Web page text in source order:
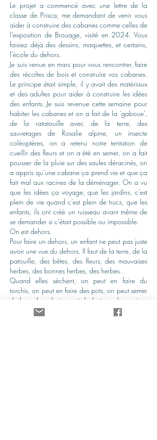
Le projet a commencé avec une lettre de la
classe de Prisca, me demandant de venir vous
aider à construire des cabanes comme celles de
l’exposition de Brouage, visité en 2024. Vous
faisiez déjà des dessins, maquettes, et certains,
l’école du dehors.
Je suis venue en mars pour vous rencontrer, faire
des récoltes de bois et construire vos cabanes.
Le principe était simple, il y avait des matériaux
et des adultes pour aider à construire les idées
des enfants. Je suis revenue cette semaine pour
habiter les cabanes et on a fait de la ‘gaboue’,
de la ratatouille avec de la terre, des
sauvetages de Rosalie alpine, un insecte
coléoptères, on a retenu notre tentation de
cueillir des fleurs et on a été en semer, on a fait
pousser de la pluie sur des saules déracinés, on
a appris qu’une cabane ça prend vie et que ça
fait mal aux racines de la déménager. On a vu
que les idées ça voyage, que les jardins, c’est
plein de vie quand c’est plein de trucs, que les
enfants, ils ont créé un ruisseau avant même de
se demander si c’était possible ou impossible.
On est dehors.
Pour faire un dehors, un enfant ne peut pas juste
avoir une vue du dehors. Il faut de la terre, de la
patouille, des bêtes, des fleurs, des mauvaises
herbes, des bonnes herbes, des herbes.
Quand elles sèchent, on peut en faire du
torchis, on peut en faire des pots, on peut semer
dedans, ils redeviennent de la terre, les racines
prennent, les fleurs naissent, les insectes butinent,
les pollens voyagent, les arbres fécondent. Vous